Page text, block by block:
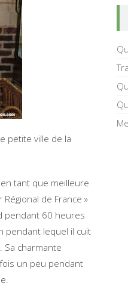
petite ville de la
tant que meilleure
de France »
pendant 60 heures
pendant lequel il cuit
charmante
un peu pendant